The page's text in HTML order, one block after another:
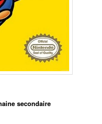
secondaire